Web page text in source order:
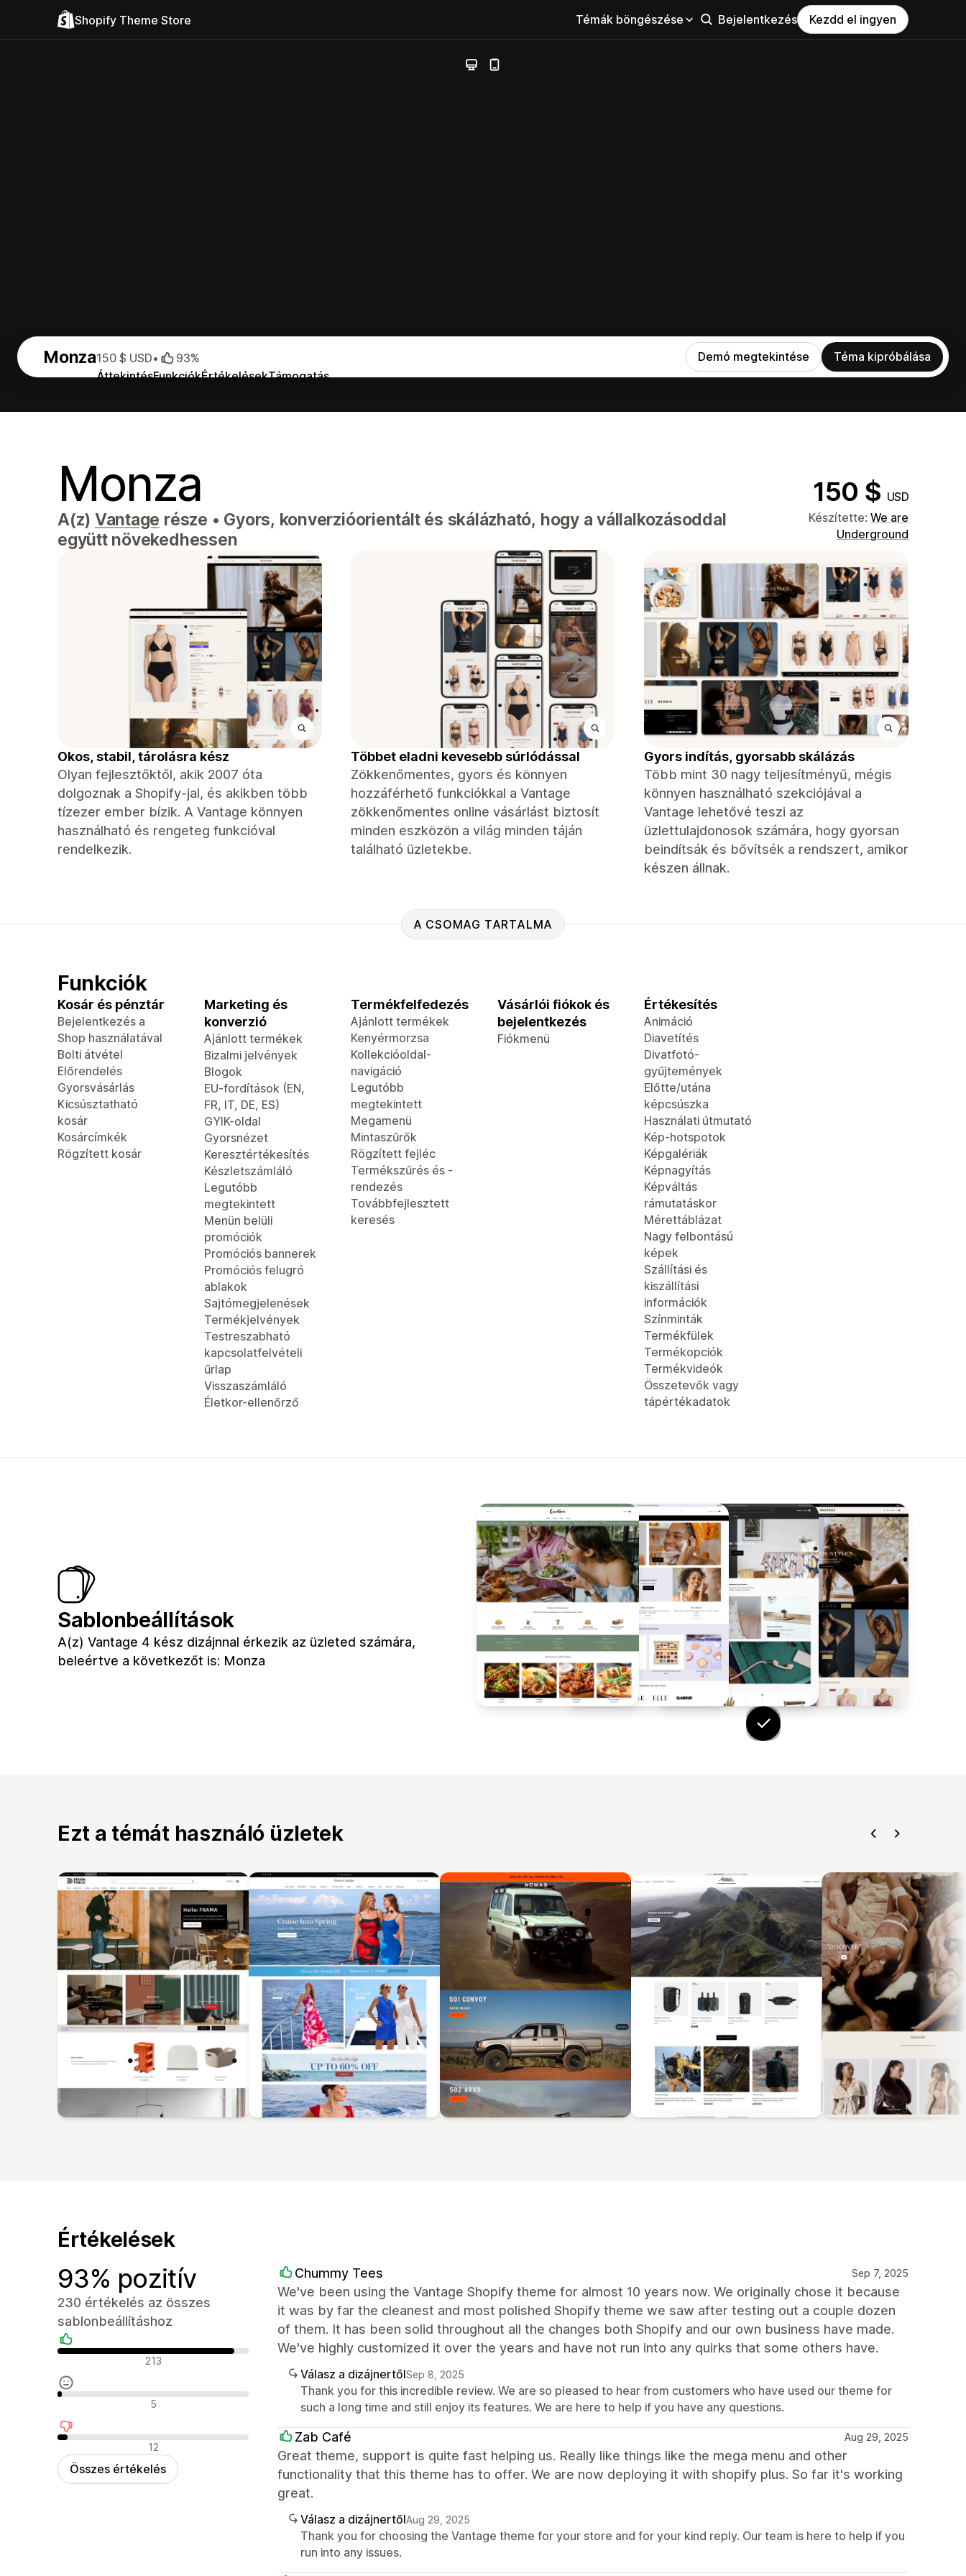
Shopify Theme Store Témák böngészése Bejelentkezés Kezdd el ingyen
Monza
ÁttekintésFunkciókÉrtékelésekTámogatás
150 $ USD• 93% Demó megtekintése Téma kipróbálása
Monza 150 $ USD
A(z) Vantage része • Gyors, konverzióorientált és skálázható, hogy a vállalkozásoddal
együtt növekedhessen
Készítette: We are
Underground
Okos, stabil, tárolásra kész
Olyan fejlesztőktől, akik 2007 óta
dolgoznak a Shopify-jal, és akikben több
tízezer ember bízik. A Vantage könnyen
használható és rengeteg funkcióval
rendelkezik.
Többet eladni kevesebb súrlódással
Zökkenőmentes, gyors és könnyen
hozzáférhető funkciókkal a Vantage
zökkenőmentes online vásárlást biztosít
minden eszközön a világ minden táján
található üzletekbe.
Gyors indítás, gyorsabb skálázás
Több mint 30 nagy teljesítményű, mégis
könnyen használható szekciójával a
Vantage lehetővé teszi az
üzlettulajdonosok számára, hogy gyorsan
beindítsák és bővítsék a rendszert, amikor
készen állnak.
A CSOMAG TARTALMA
Funkciók
Kosár és pénztár
Bejelentkezés a
Shop használatával
Bolti átvétel
Előrendelés
Gyorsvásárlás
Kicsúsztatható
kosár
Kosárcímkék
Rögzített kosár
Marketing és
konverzió
Ajánlott termékek
Bizalmi jelvények
Blogok
EU-fordítások (EN,
FR, IT, DE, ES)
GYIK-oldal
Gyorsnézet
Keresztértékesítés
Készletszámláló
Legutóbb
megtekintett
Menün belüli
promóciók
Promóciós bannerek
Promóciós felugró
ablakok
Sajtómegjelenések
Termékjelvények
Testreszabható
kapcsolatfelvételi
űrlap
Visszaszámláló
Életkor-ellenőrző
Termékfelfedezés
Ajánlott termékek
Kenyérmorzsa
Kollekcióoldal-
navigáció
Legutóbb
megtekintett
Megamenü
Mintaszűrők
Rögzített fejléc
Termékszűrés és -
rendezés
Továbbfejlesztett
keresés
Vásárlói fiókok és
bejelentkezés
Fiókmenü
Értékesítés
Animáció
Diavetítés
Divatfotó-
gyűjtemények
Előtte/utána
képcsúszka
Használati útmutató
Kép-hotspotok
Képgalériák
Képnagyítás
Képváltás
rámutatáskor
Mérettáblázat
Nagy felbontású
képek
Szállítási és
kiszállítási
információk
Színminták
Termékfülek
Termékopciók
Termékvideók
Összetevők vagy
tápértékadatok
Sablonbeállítások
A(z) Vantage 4 kész dizájnnal érkezik az üzleted számára,
beleértve a következőt is: Monza
Ezt a témát használó üzletek
Értékelések
93% pozitív
230 értékelés az összes
sablonbeállításhoz
Pozitív értékelések
213
Semleges értékelések
5
Negatív értékelések
12
Összes értékelés
Chummy Tees Sep 7, 2025
We've been using the Vantage Shopify theme for almost 10 years now. We originally chose it because
it was by far the cleanest and most polished Shopify theme we saw after testing out a couple dozen
of them. It has been solid throughout all the changes both Shopify and our own business have made.
We've highly customized it over the years and have not run into any quirks that some others have.
Válasz a dizájnertőlSep 8, 2025
Thank you for this incredible review. We are so pleased to hear from customers who have used our theme for
such a long time and still enjoy its features. We are here to help if you have any questions.
Zab Café Aug 29, 2025
Great theme, support is quite fast helping us. Really like things like the mega menu and other
functionality that this theme has to offer. We are now deploying it with shopify plus. So far it's working
great.
Válasz a dizájnertőlAug 29, 2025
Thank you for choosing the Vantage theme for your store and for your kind reply. Our team is here to help if you
run into any issues.